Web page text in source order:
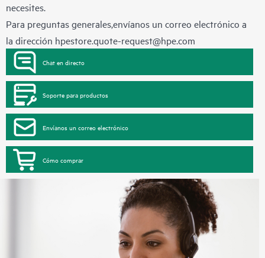
necesites.
Para preguntas generales,envíanos un correo electrónico a
la dirección hpestore.quote-request@hpe.com
Chat en directo
Soporte para productos
Envíanos un correo electrónico
Cómo comprar